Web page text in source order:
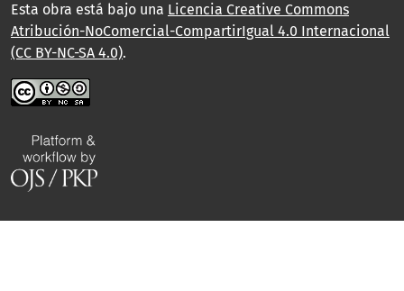
Esta obra está bajo una Licencia Creative Commons
Atribución-NoComercial-CompartirIgual 4.0 Internacional
(CC BY-NC-SA 4.0).